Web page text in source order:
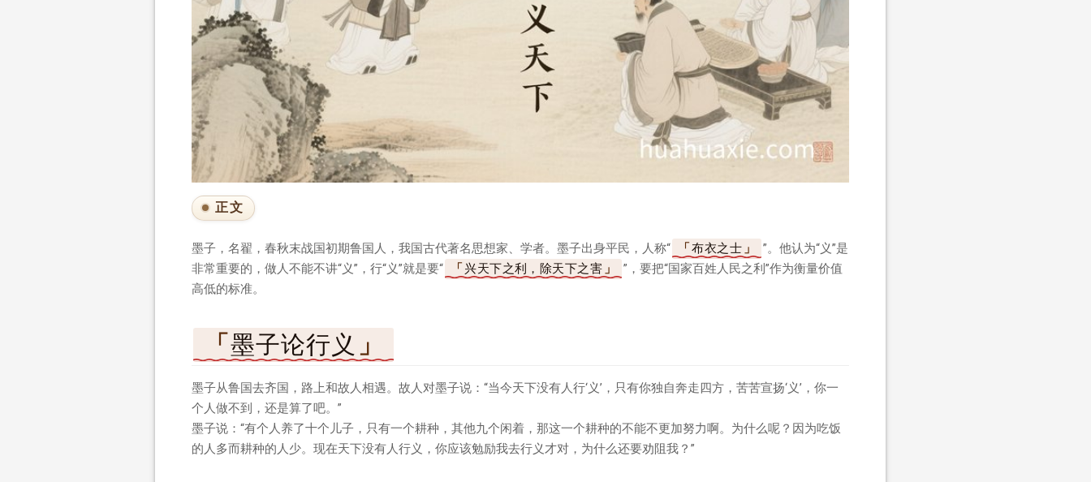
正文
墨子，名翟，春秋末战国初期鲁国人，我国古代著名思想家、学者。墨子出身平民，人称“ 布衣之士
”。他认为“义”是
非常重要的，做人不能不讲“义”，行“义”就是要“
兴天下之利，除天下之害
”，要把“国家百姓人民之利”作为衡量价值
高低的标准。
墨子论行义
墨子从鲁国去齐国，路上和故人相遇。故人对墨子说：“当今天下没有人行‘义’，只有你独自奔走四方，苦苦宣扬‘义’，你一
个人做不到，还是算了吧。”
墨子说：“有个人养了十个儿子，只有一个耕种，其他九个闲着，那这一个耕种的不能不更加努力啊。为什么呢？因为吃饭
的人多而耕种的人少。现在天下没有人行义，你应该勉励我去行义才对，为什么还要劝阻我？”